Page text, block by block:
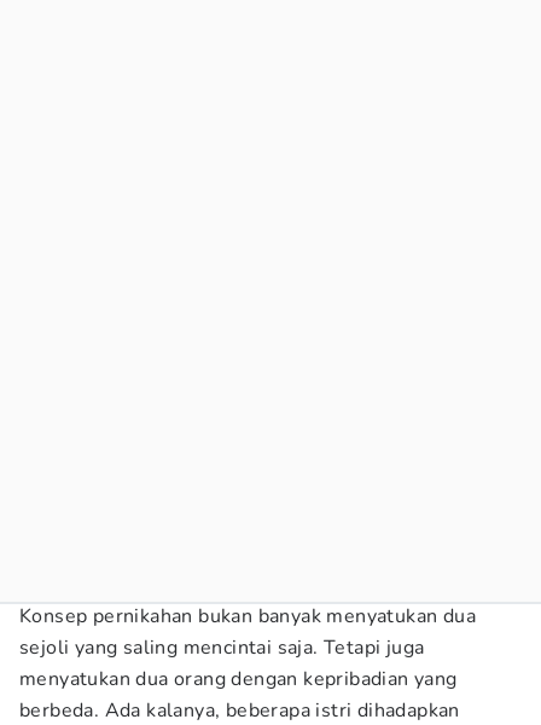
Konsep pernikahan bukan banyak menyatukan dua
sejoli yang saling mencintai saja. Tetapi juga
menyatukan dua orang dengan kepribadian yang
berbeda. Ada kalanya, beberapa istri dihadapkan